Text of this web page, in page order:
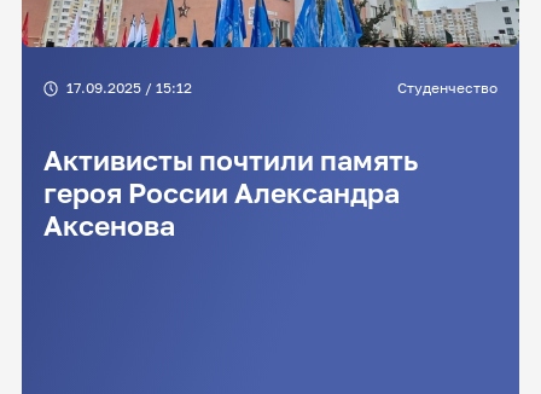
17.09.2025 / 15:12 Студенчество
Активисты почтили память
героя России Александра
Аксенова